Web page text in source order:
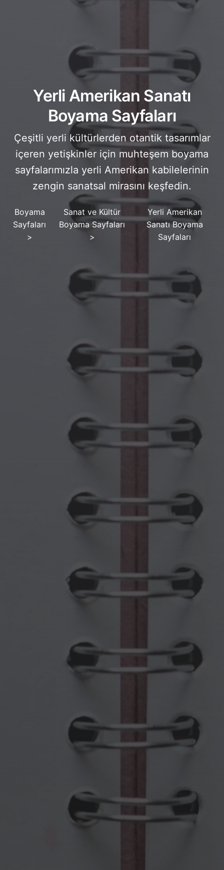
Yerli Amerikan Sanatı
Boyama Sayfaları
Çeşitli yerli kültürlerden otantik tasarımlar
içeren yetişkinler için muhteşem boyama
sayfalarımızla yerli Amerikan kabilelerinin
zengin sanatsal mirasını keşfedin.
Boyama
Sayfaları
>
Sanat ve Kültür
Boyama Sayfaları
>
Yerli Amerikan
Sanatı Boyama
Sayfaları